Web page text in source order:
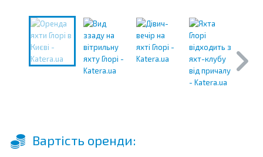
Вартість оренди: